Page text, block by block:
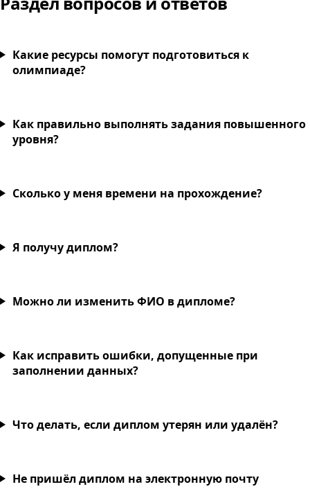
Какие ресурсы помогут подготовиться к
олимпиаде?
Как правильно выполнять задания повышенного
уровня?
Сколько у меня времени на прохождение?
Я получу диплом?
Можно ли изменить ФИО в дипломе?
Как исправить ошибки, допущенные при
заполнении данных?
Что делать, если диплом утерян или удалён?
Не пришёл диплом на электронную почту